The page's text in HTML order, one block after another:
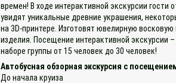
времен! В ходе интерактивной экскурсии
увидят уникальные древние украшения,
на 3D-принтере. Изготовят ювелирную
изделия. Посещение интерактивной экскурсии
наборе группы от 15 человек до 30 человек!
Автобусная обзорная экскурсия с
До начала круиза